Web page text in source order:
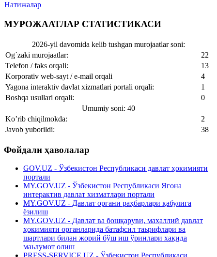
Натижалар
МУРОЖААТЛАР СТАТИСТИКАСИ
2026-yil davomida kelib tushgan murojaatlar soni:
Og`zaki murojaatlar:
22
Telefon / faks orqali:
13
Korporativ web-sayt / e-mail orqali
4
Yagona interaktiv davlat xizmatlari portali orqali:
1
Boshqa usullari orqali:
0
Umumiy soni: 40
Ko’rib chiqilmokda:
2
Javob yuborildi:
38
Фойдали ҳаволалар
GOV.UZ - Ўзбекистон Республикаси давлат ҳокимияти
портали
MY.GOV.UZ - Ўзбекистон Республикаси Ягона
интерактив давлат хизматлари портали
MY.GOV.UZ - Давлат органи раҳбарлари қабулига
ёзилиш
MY.GOV.UZ - Давлат ва бошқаруви, маҳаллий давлат
ҳокимияти органларида батафсил таьрифлари ва
шартлари билан жорий бўш иш ўринлари хақида
маьлумот олиш